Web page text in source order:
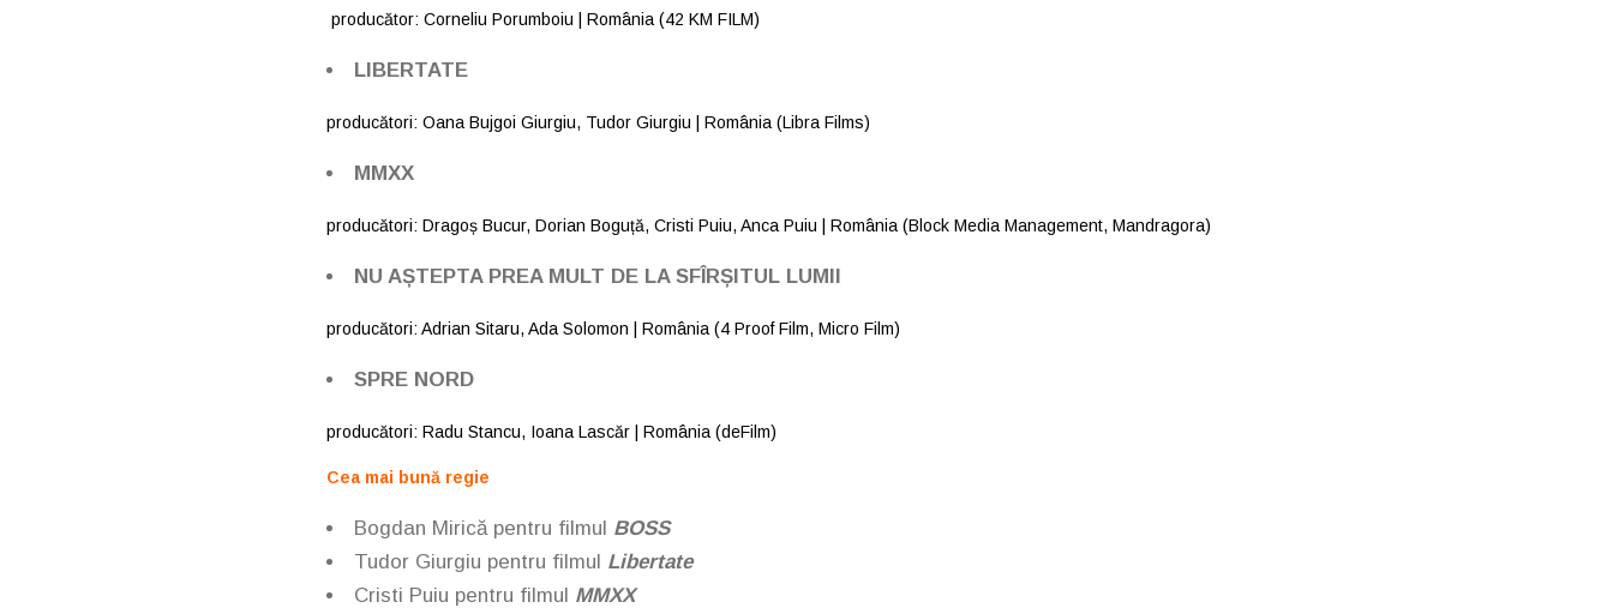
producător: Corneliu Porumboiu | România (42 KM FILM)
LIBERTATE
producători: Oana Bujgoi Giurgiu, Tudor Giurgiu | România (Libra Films)
MMXX
producători: Dragoș Bucur, Dorian Boguță, Cristi Puiu, Anca Puiu | România (Block Media Management, Mandragora)
NU AȘTEPTA PREA MULT DE LA SFÎRȘITUL LUMII
producători: Adrian Sitaru, Ada Solomon | România (4 Proof Film, Micro Film)
SPRE NORD
producători: Radu Stancu, Ioana Lascăr | România (deFilm)
Cea mai bună regie
Bogdan Mirică pentru filmul BOSS
Tudor Giurgiu pentru filmul Libertate
Cristi Puiu pentru filmul MMXX